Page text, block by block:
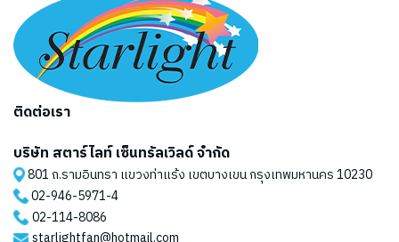
ติดต่อเรา
บริษัท สตาร์ไลท์ เซ็นทรัลเวิลด์ จำกัด
801 ถ.รามอินทรา แขวงท่าแร้ง เขตบางเขน กรุงเทพมหานคร 10230
02-946-5971-4
02-114-8086
starlightfan@hotmail.com